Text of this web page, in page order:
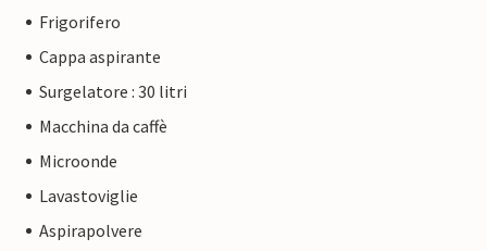
Frigorifero
Cappa aspirante
Surgelatore : 30 litri
Macchina da caffè
Microonde
Lavastoviglie
Aspirapolvere